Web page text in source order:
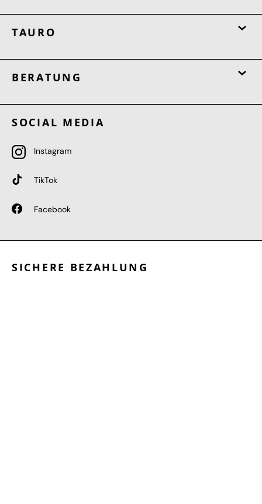
TAURO
BERATUNG
SOCIAL MEDIA
Instagram
TikTok
Facebook
SICHERE BEZAHLUNG